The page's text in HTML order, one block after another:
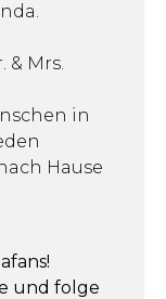
Mrs.
in
Hause
und folge